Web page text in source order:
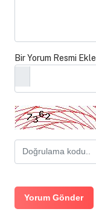
Bir Yorum Resmi Ekle
Yorum Gönder